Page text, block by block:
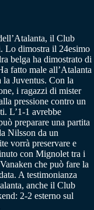
il Club
Lo dimostra il 24esimo
belga ha dimostrato di
fatto male all’Atalanta
la Juventus. Con la
i ragazzi di mister
pressione contro un
L’1-1 avrebbe
preparare una partita
Nilsson da un
vorrà preservare e
con Mignolet tra i
che può fare la
A testimonianza
anche il Club
2-2 esterno sul